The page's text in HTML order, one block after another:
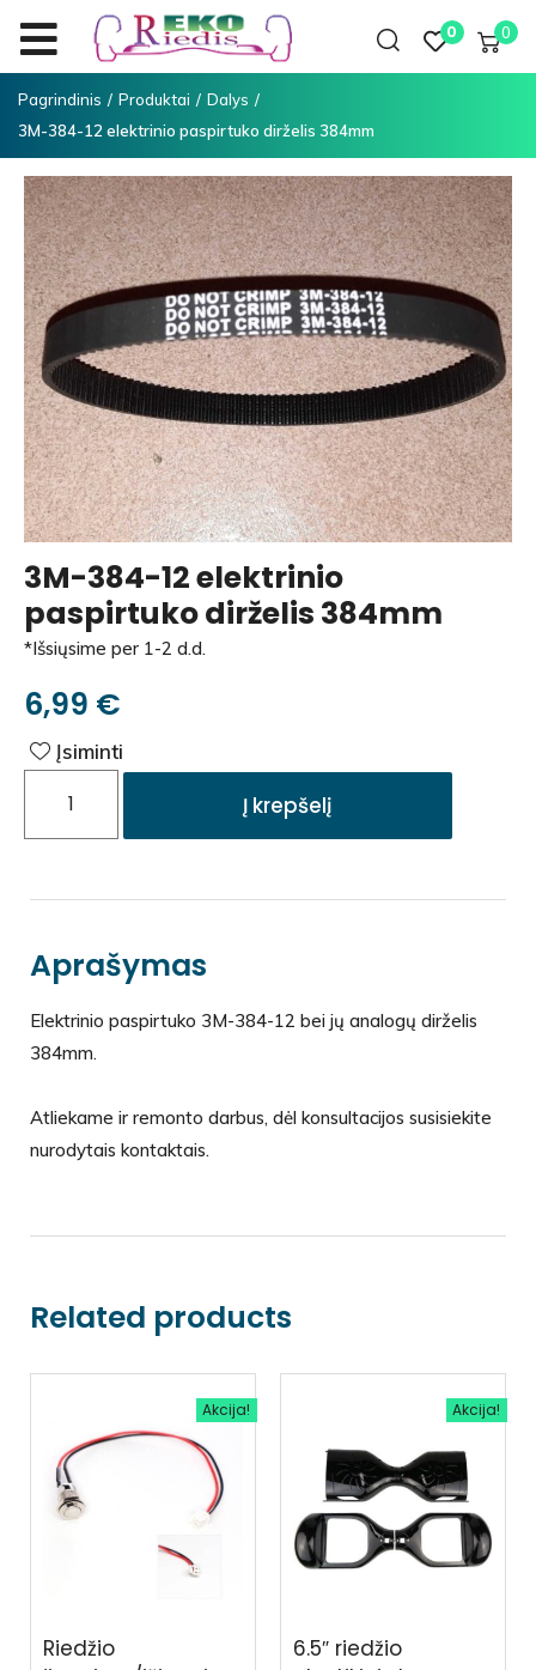
0 0
Pagrindinis / Produktai / Dalys /
3M-384-12 elektrinio paspirtuko dirželis 384mm
3M-384-12 elektrinio
paspirtuko dirželis 384mm
*Išsiųsime per 1-2 d.d.
6,99 €
Įsiminti
Į krepšelį
Aprašymas
Elektrinio paspirtuko 3M-384-12 bei jų analogų dirželis
384mm.
Atliekame ir remonto darbus, dėl konsultacijos susisiekite
nurodytais kontaktais.
Related products
Akcija!
Riedžio
Akcija!
6.5″ riedžio